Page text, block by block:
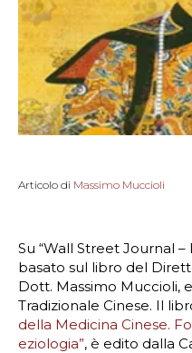
Articolo di Massimo Muccioli
Su “Wall Street Journal
basato sul libro del
Dott. Massimo Muccioli,
Tradizionale Cinese. Il
della Medicina Cinese.
eziologia”, è edito dalla